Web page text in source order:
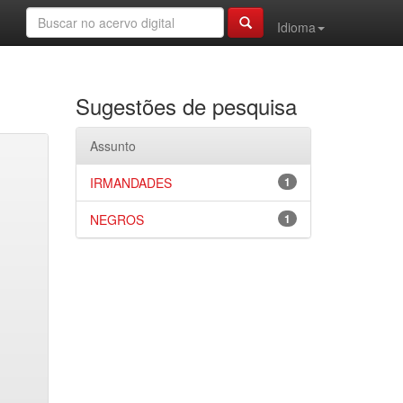
Idioma
Sugestões de pesquisa
Assunto
1
IRMANDADES
1
NEGROS